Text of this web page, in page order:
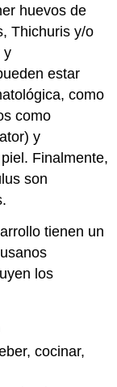
huevos de
Thichuris y/o
y
estar
como
como
y
Finalmente,
son
tienen un
los
cocinar,